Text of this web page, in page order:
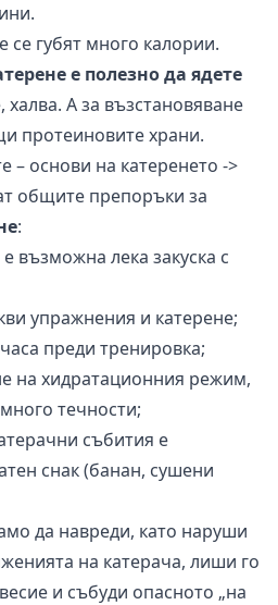
се губят много калории.
е полезно да ядете
А за възстановяване
протеиновите храни.
– основи на катеренето ->
общите препоръки за
:
възможна лека закуска с
упражнения и катерене;
преди тренировка;
на хидратационния режим,
течности;
събития е
снак (банан, сушени
да навреди, като наруши
на катерача, лиши го
и събуди опасното „на